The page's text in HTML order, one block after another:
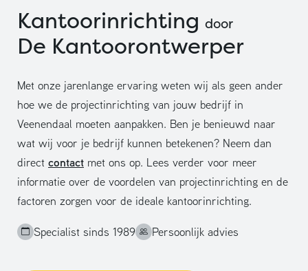
Kantoorinrichting door
De Kantoorontwerper
Met onze jarenlange ervaring weten wij als geen ander
hoe we de projectinrichting van jouw bedrijf in
Veenendaal moeten aanpakken. Ben je benieuwd naar
wat wij voor je bedrijf kunnen betekenen? Neem dan
direct contact met ons op. Lees verder voor meer
informatie over de voordelen van projectinrichting en de
factoren zorgen voor de ideale kantoorinrichting.
Specialist sinds 1989 Persoonlijk advies